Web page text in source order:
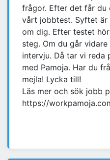
frågor. Efter det får du
vårt jobbtest. Syftet
om dig. Efter testet
steg. Om du går
intervju. Då tar vi reda
med Pamoja. Har du
mejla! Lycka till!
Läs mer och sök jobb
https://